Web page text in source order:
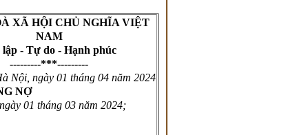
XÃ HỘI CHỦ NGHĨA VIỆT
NAM
- Tự do - Hạnh phúc
---------***---------
Nội, ngày 01 tháng 04 năm 2024
NỢ
01 tháng 03 năm 2024;